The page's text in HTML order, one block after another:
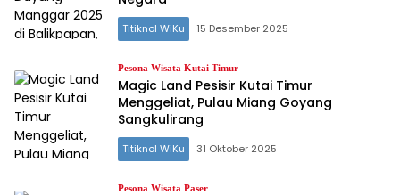
Titiknol WiKu 15 Desember 2025
Pesona Wisata Kutai Timur
Magic Land Pesisir Kutai Timur
Menggeliat, Pulau Miang Goyang
Sangkulirang
Titiknol WiKu 31 Oktober 2025
Pesona Wisata Paser